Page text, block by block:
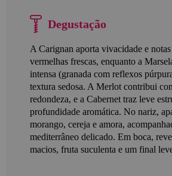
Degustação
A Carignan aporta vivacidade e
vermelhas frescas, enquanto a
intensa (granada com reflexos
textura sedosa. A Merlot contribui
redondeza, e a Cabernet traz leve
profundidade aromática. No nariz,
morango, cereja e amora,
mediterrâneo delicado. Em boca,
macios, fruta suculenta e um final